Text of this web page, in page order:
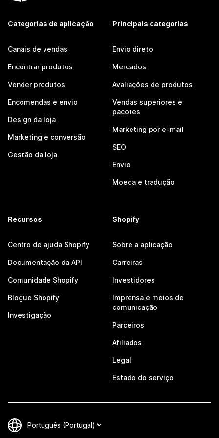
Categorias de aplicação
Canais de vendas
Encontrar produtos
Vender produtos
Encomendas e envio
Design da loja
Marketing e conversão
Gestão da loja
Principais categorias
Envio direto
Mercados
Avaliações de produtos
Vendas superiores e
pacotes
Marketing por e-mail
SEO
Envio
Moeda e tradução
Recursos
Centro de ajuda Shopify
Documentação da API
Comunidade Shopify
Blogue Shopify
Investigação
Shopify
Sobre a aplicação
Carreiras
Investidores
Imprensa e meios de
comunicação
Parceiros
Afiliados
Legal
Estado do serviço